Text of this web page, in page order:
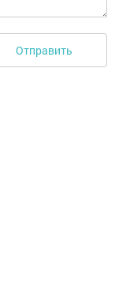
Отправить